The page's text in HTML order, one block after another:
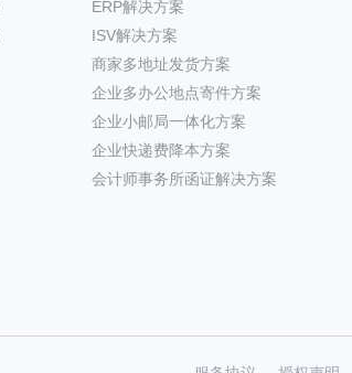
ERP解决方案
ISV解决方案
商家多地址发货方案
企业多办公地点寄件方案
企业小邮局一体化方案
企业快递费降本方案
会计师事务所函证解决方案